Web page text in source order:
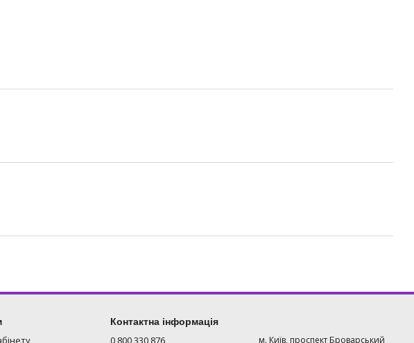
Контактна інформація
0 800 330 876
м. Київ, проспект Броварський